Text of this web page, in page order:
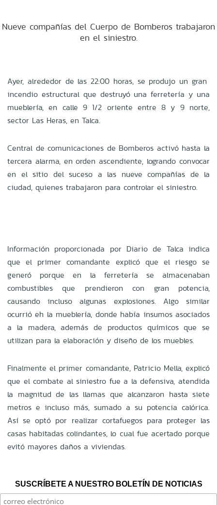
Nueve compañías del Cuerpo de Bomberos trabajaron
en el siniestro.
Ayer, alrededor de las 22:00 horas, se produjo un gran
incendio estructural que destruyó una ferretería y una
mueblería, en calle 9 1/2 oriente entre 8 y 9 norte,
sector Las Heras, en Talca.
Central de comunicaciones de Bomberos activó hasta la
tercera alarma, en orden ascendiente, logrando convocar
en el sitio del suceso a las nueve compañías de la
ciudad, quienes trabajaron para controlar el siniestro.
Información proporcionada por Diario de Talca indica
que el primer comandante explicó que el riesgo se
generó porque en la ferretería se almacenaban
combustibles que prendieron con gran potencia,
causando incluso algunas explosiones. Algo similar
ocurrió eh la mueblería, donde había insumos asociados
a la madera, además de productos químicos que se
utilizan para la elaboración y diseño de los muebles.
Finalmente el primer comandante, Patricio Mella, explicó
que el combate al siniestro fue a la defensiva, atendida
la magnitud de las llamas que alcanzaron hasta siete
metros e incluso más, sumado a su potencia calórica.
Así se optó por realizar cortafuegos para proteger las
casas habitadas colindantes, lo cual fue acertado porque
evitó mayores daños a viviendas.
SUSCRÍBETE A NUESTRO BOLETÍN DE NOTICIAS